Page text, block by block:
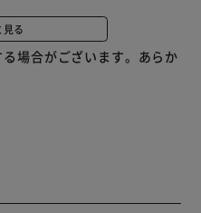
てて入れられる◎
る高さ◎
イスも入る深さ◎
見る
場合がございます。あらか